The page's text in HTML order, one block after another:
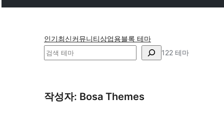
기
인기최신커뮤니티상업용블록 테마
검
122 테마
작성자: Bosa Themes